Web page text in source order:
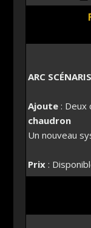
ARC
Ajoute: Deux
chaudron
Un nouveau
Prix: